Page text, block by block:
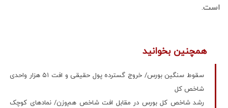
است.
همچنین بخوانید
سقوط سنگین بورس/ خروج گسترده پول حقیقی و افت ۵۱ هزار واحدی
شاخص کل
رشد شاخص کل بورس در مقابل افت شاخص هم‌وزن/ نمادهای کوچک